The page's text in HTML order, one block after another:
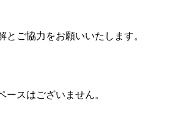
ご協力をお願いいたします。
スはございません。